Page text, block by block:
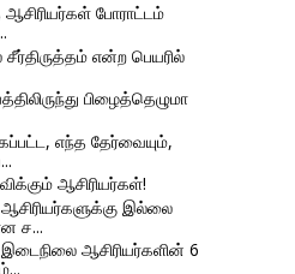
ஆசிரியர்கள் போராட்டம்
என்ற பெயரில்
பிழைத்தெழுமா
எந்த தேர்வையும்,
ஆசிரியர்கள்!
ஆசிரியர்களுக்கு இல்லை
ச...
இடைநிலை ஆசிரியர்களின் 6